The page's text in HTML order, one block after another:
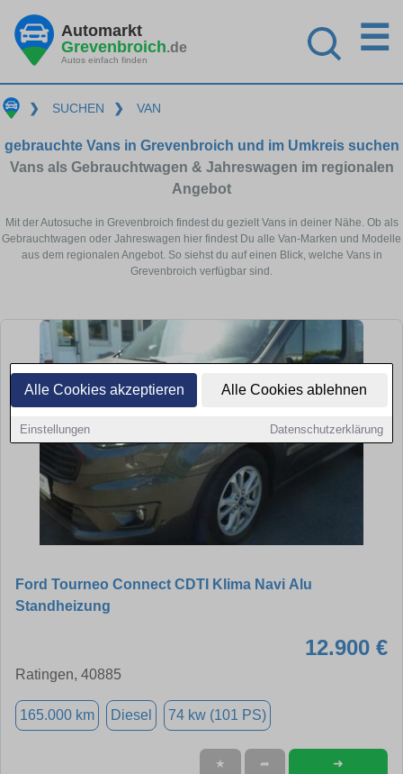
Alle Cookies akzeptieren Alle Cookies ablehnen
Einstellungen Datenschutzerklärung
Automarkt
Grevenbroich.de
Autos einfach finden
☰
❯ SUCHEN ❯ VAN
gebrauchte Vans in Grevenbroich und im Umkreis suchen
Vans als Gebrauchtwagen & Jahreswagen im regionalen
Angebot
Mit der Autosuche in Grevenbroich findest du gezielt Vans in deiner Nähe. Ob als
Gebrauchtwagen oder Jahreswagen hier findest Du alle Van-Marken und Modelle
aus dem regionalen Angebot. So siehst du auf einen Blick, welche Vans in
Grevenbroich verfügbar sind.
Ford Tourneo Connect CDTI Klima Navi Alu
Standheizung
12.900 €
Ratingen, 40885
165.000 km Diesel 74 kw (101 PS)
★ ➦ ➜